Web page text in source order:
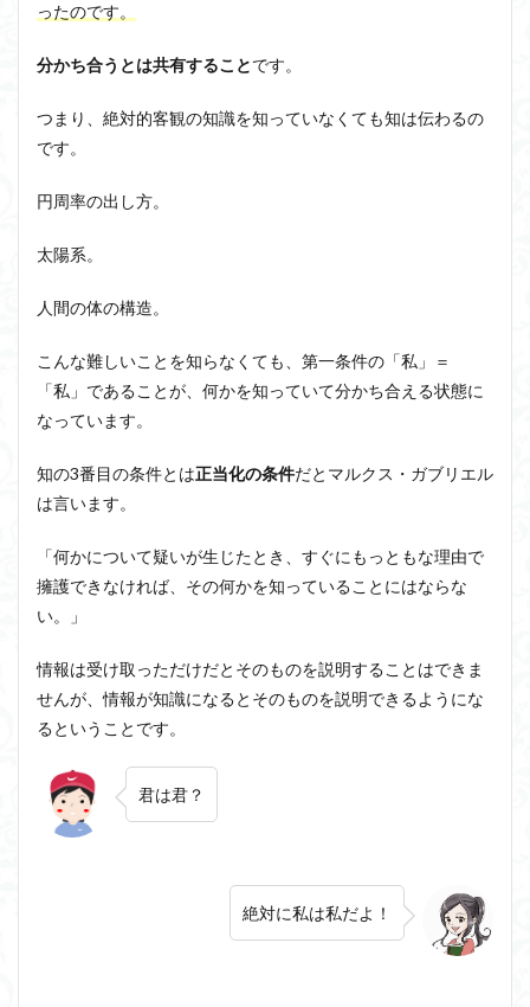
ったのです。
分かち合うとは共有することです。
つまり、絶対的客観の知識を知っていなくても知は伝わるの
です。
円周率の出し方。
太陽系。
人間の体の構造。
こんな難しいことを知らなくても、第一条件の「私」＝
「私」であることが、何かを知っていて分かち合える状態に
なっています。
知の3番目の条件とは正当化の条件だとマルクス・ガブリエル
は言います。
「何かについて疑いが生じたとき、すぐにもっともな理由で
擁護できなければ、その何かを知っていることにはならな
い。」
情報は受け取っただけだとそのものを説明することはできま
せんが、情報が知識になるとそのものを説明できるようにな
るということです。
君は君？
絶対に私は私だよ！